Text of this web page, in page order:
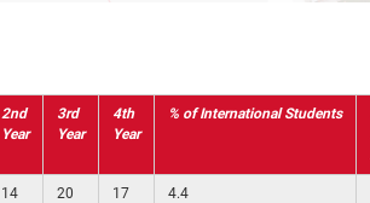
2nd
Year
3rd
Year
4th
Year
% of International Students
14 20 17 4.4